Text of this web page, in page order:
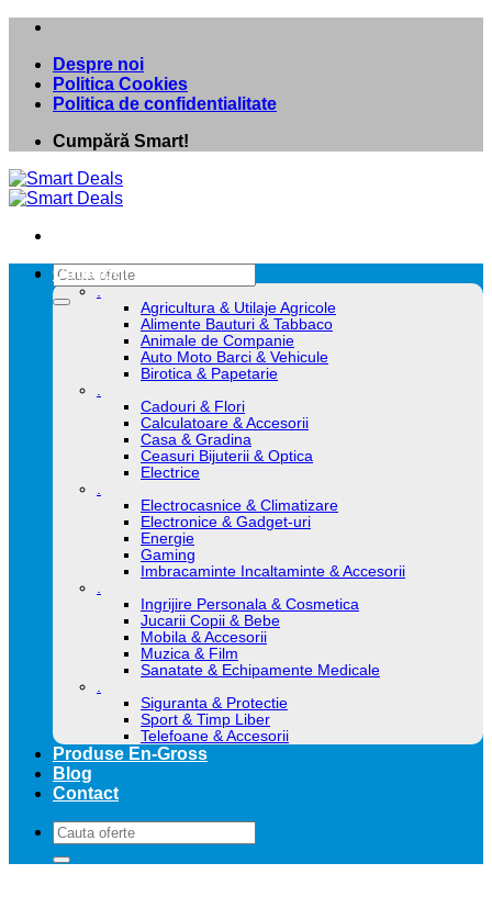
Skip
contentDespre noi
Politica Cookies
Politica de confidentialitate
Cumpără Smart!
Caută
după:
Categorii
.
Agricultura & Utilaje Agricole
Alimente Bauturi & Tabbaco
Animale de Companie
Auto Moto Barci & Vehicule
Birotica & Papetarie
.
Cadouri & Flori
Calculatoare & Accesorii
Casa & Gradina
Ceasuri Bijuterii & Optica
Electrice
.
Electrocasnice & Climatizare
Electronice & Gadget-uri
Energie
Gaming
Imbracaminte Incaltaminte & Accesorii
.
Ingrijire Personala & Cosmetica
Jucarii Copii & Bebe
Mobila & Accesorii
Muzica & Film
Sanatate & Echipamente Medicale
.
Siguranta & Protectie
Sport & Timp Liber
Telefoane & Accesorii
Produse En-Gross
Blog
Contact
Caută
după: